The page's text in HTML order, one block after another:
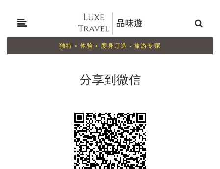
独特 • 体验 • 度身订造 - 旅游专家
分享到微信